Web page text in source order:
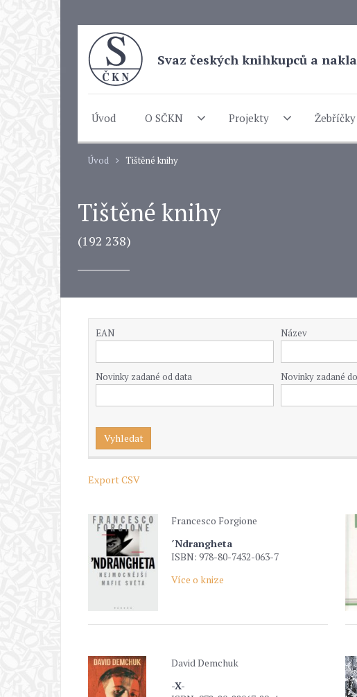
Svaz českých knihkupců a
Úvod O SČKN Projekty Žebříčky
Úvod Tištěné knihy
Tištěné knihy
(192 238)
EAN Název
Novinky zadané od data Novinky zadané
Export CSV
Francesco Forgione
´Ndrangheta
ISBN: 978-80-7432-063-7
Více o knize
David Demchuk
-X-